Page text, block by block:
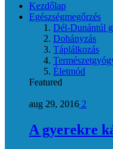
Kezdőlap
Egészségmegőrzés
Dél-Dunántúl
Dohányzás
Táplálkozás
Életmód
Featured
aug 29, 2016 2
A gyerekre